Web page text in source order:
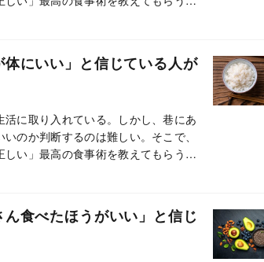
体にいい」と信じている人が
に取り入れている。しかし、巷にあ
のか判断するのは難しい。そこで、
い」最高の食事術を教えてもらう。
食べたほうがいい」と信じ